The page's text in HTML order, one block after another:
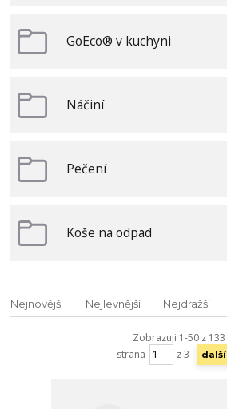
GoEco® v kuchyni
Náčiní
Pečení
Koše na odpad
Nejnovější Nejlevnější Nejdražší
Zobrazuji 1-50 z 133
strana
z 3 další